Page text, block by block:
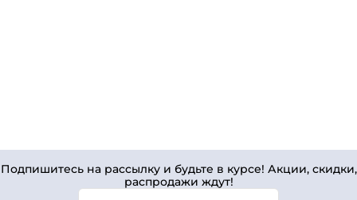
Подпишитесь на рассылку и будьте в курсе! Акции, скидки,
распродажи ждут!